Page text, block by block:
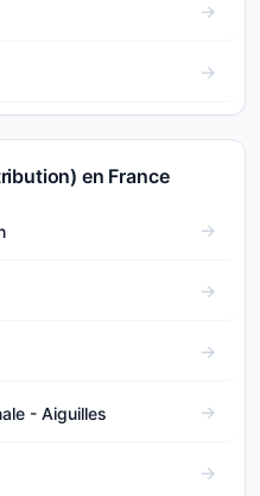
en France
- Aiguilles